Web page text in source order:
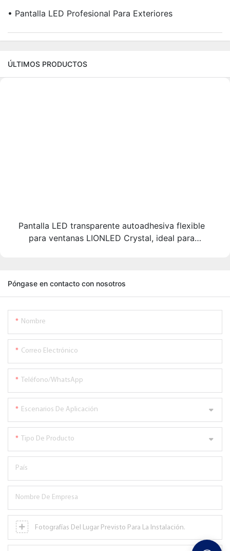
• Pantalla LED Profesional Para Exteriores
ÚLTIMOS PRODUCTOS
Pantalla LED transparente autoadhesiva flexible
para ventanas LIONLED Crystal, ideal para
Póngase en contacto con nosotros
Nombre
Correo Electrónico
Teléfono/WhatsApp
Escenarios De Aplicación
Tipo De Producto
País
Nombre De Empresa
Fotografías Del Lugar Previsto Para La Instalación.